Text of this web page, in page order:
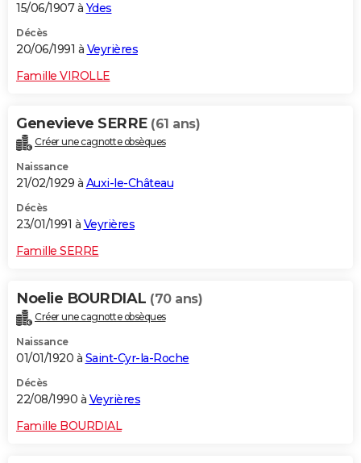
15/06/1907 à Ydes
Décès
20/06/1991 à Veyrières
Famille VIROLLE
Genevieve SERRE (61 ans)
Créer une cagnotte obsèques
Naissance
21/02/1929 à Auxi-le-Château
Décès
23/01/1991 à Veyrières
Famille SERRE
Noelie BOURDIAL (70 ans)
Créer une cagnotte obsèques
Naissance
01/01/1920 à Saint-Cyr-la-Roche
Décès
22/08/1990 à Veyrières
Famille BOURDIAL